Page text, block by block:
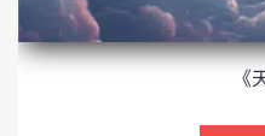
《